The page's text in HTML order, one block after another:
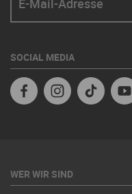
SOCIAL MEDIA
FacebookInstagramTikTok
WER WIR SIND